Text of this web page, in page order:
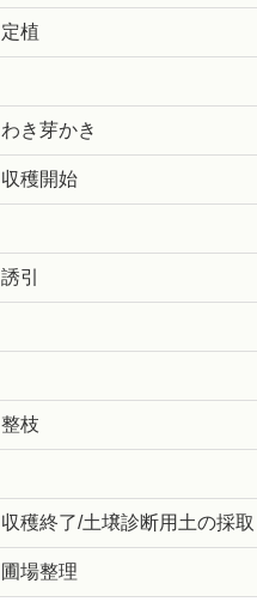
定植
わき芽かき
収穫開始
誘引
整枝
収穫終了/土壌診断用土の採取
圃場整理